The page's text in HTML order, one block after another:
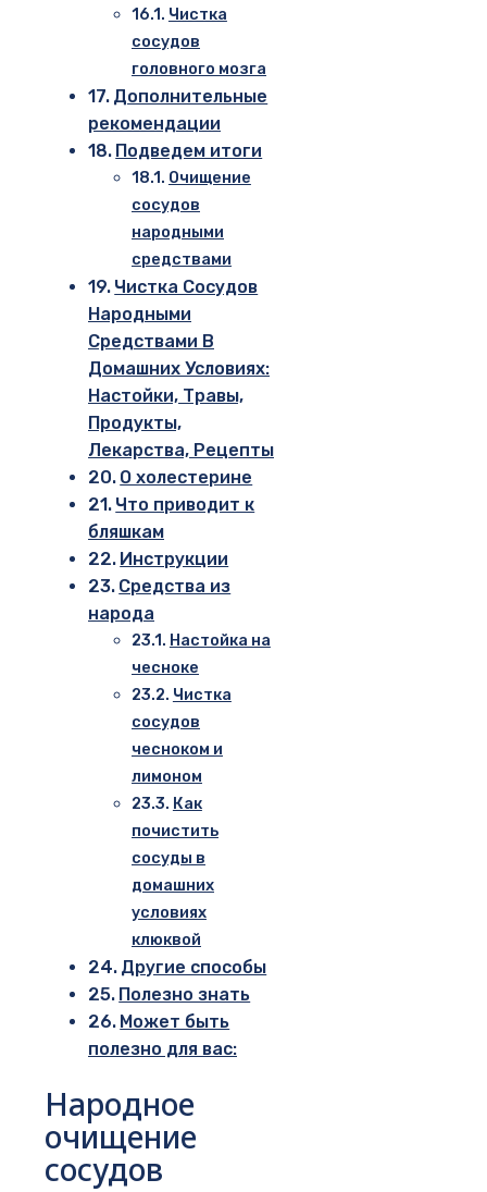
Чистка
сосудов
головного мозга
Дополнительные
рекомендации
Подведем итоги
Очищение
сосудов
народными
средствами
Чистка Сосудов
Народными
Средствами В
Домашних Условиях:
Настойки, Травы,
Продукты,
Лекарства, Рецепты
О холестерине
Что приводит к
бляшкам
Инструкции
Средства из
народа
Настойка на
чесноке
Чистка
сосудов
чесноком и
лимоном
Как
почистить
сосуды в
домашних
условиях
клюквой
Другие способы
Полезно знать
Может быть
полезно для вас:
Народное
очищение
сосудов